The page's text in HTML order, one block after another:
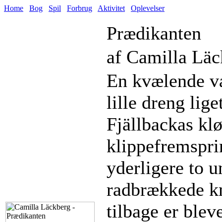
Home Bog Spil Forbrug Aktivitet Oplevelser
Prædikanten
af Camilla
En kvælende
lille dreng
Fjällbackas
yderligere to
radbrækkede
tilbage er